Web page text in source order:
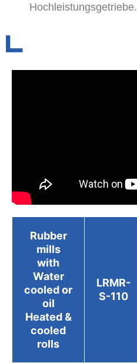
Hochleistungsgetriebe.
Rubber
mills
with
Water
cooled or
oil
Heated &
cooled
rolls
LRMR-
S-110